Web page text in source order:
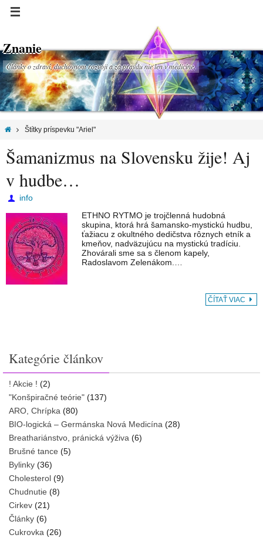
Znanie
Články o zdraví, duchovnom rozvoji a za pravdu nie len v medicíne.
Štítky príspevku "Ariel"
Šamanizmus na Slovensku žije! Aj
v hudbe…
info
ETHNO RYTMO je trojčlenná hudobná
skupina, ktorá hrá šamansko-mystickú hudbu,
ťažiacu z okultného dedičstva rôznych etník a
kmeňov, nadväzujúcu na mystickú tradíciu.
Zhovárali sme sa s členom kapely,
Radoslavom Zelenákom.…
ČÍTAŤ VIAC
Kategórie článkov
! Akcie ! (2)
"Konšpiračné teórie" (137)
ARO, Chrípka (80)
BIO-logická – Germánska Nová Medicína (28)
Breathariánstvo, pránická výživa (6)
Brušné tance (5)
Bylinky (36)
Cholesterol (9)
Chudnutie (8)
Cirkev (21)
Články (6)
Cukrovka (26)